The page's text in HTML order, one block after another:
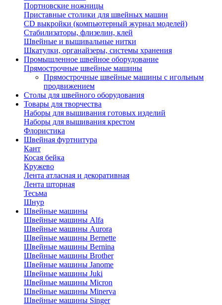
Портновские ножницы
Приставные столики для швейных машин
СD выкройки (компьютерный журнал моделей)
Стабилизаторы, флизелин, клей
Швейные и вышивальные нитки
Шкатулки, органайзеры, системы хранения
Промышленное швейное оборудование
Прямострочные швейные машины
Прямострочные швейные машины с игольным
продвижением
Столы для швейного оборудования
Товары для творчества
Наборы для вышивания готовых изделий
Наборы для вышивания крестом
Флористика
Швейная фуртнитура
Кант
Косая бейка
Кружево
Лента aтласная и декоративная
Лента шторная
Тесьма
Шнур
Швейные машины
Швейные машины Alfa
Швейные машины Aurora
Швейные машины Bernette
Швейные машины Bernina
Швейные машины Brother
Швейные машины Janome
Швейные машины Juki
Швейные машины Micron
Швейные машины Minerva
Швейные машины Singer